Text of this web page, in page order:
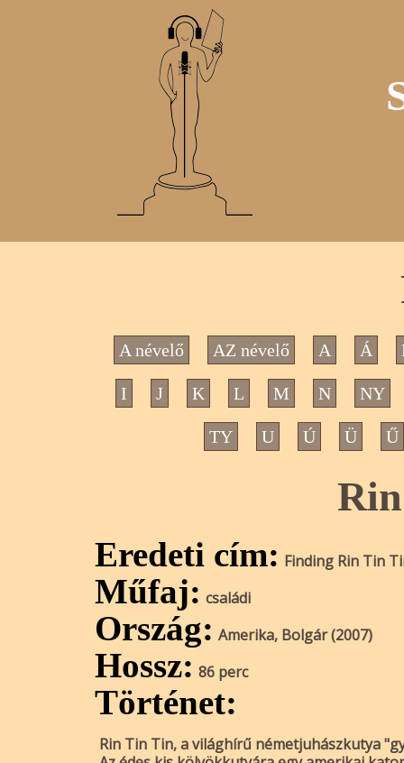
A névelő AZ névelő A Á
I J K L M N NY
TY U Ú Ü Ű
Eredeti cím: Finding Rin Tin
Műfaj: családi
Ország: Amerika, Bolgár (2007)
Hossz: 86 perc
Történet:
Rin Tin Tin, a világhírű németjuhászkutya